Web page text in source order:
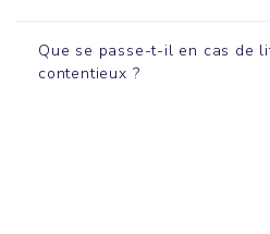
Que se passe-t-il en cas de
contentieux ?